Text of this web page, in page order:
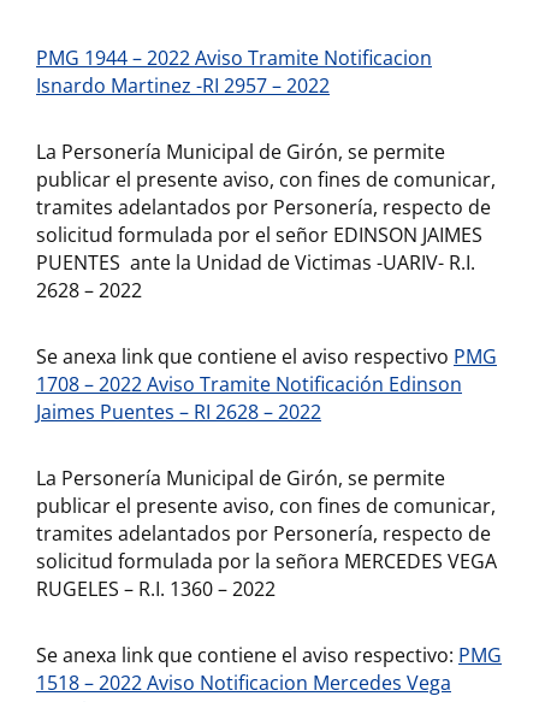
PMG 1944 – 2022 Aviso Tramite Notificacion
Isnardo Martinez -RI 2957 – 2022
La Personería Municipal de Girón, se permite
publicar el presente aviso, con fines de comunicar,
tramites adelantados por Personería, respecto de
solicitud formulada por el señor EDINSON JAIMES
PUENTES ante la Unidad de Victimas -UARIV- R.I.
2628 – 2022
Se anexa link que contiene el aviso respectivo PMG
1708 – 2022 Aviso Tramite Notificación Edinson
Jaimes Puentes – RI 2628 – 2022
La Personería Municipal de Girón, se permite
publicar el presente aviso, con fines de comunicar,
tramites adelantados por Personería, respecto de
solicitud formulada por la señora MERCEDES VEGA
RUGELES – R.I. 1360 – 2022
Se anexa link que contiene el aviso respectivo: PMG
1518 – 2022 Aviso Notificacion Mercedes Vega